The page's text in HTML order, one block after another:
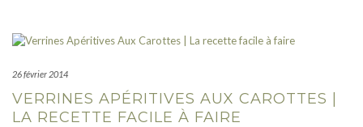
26 février 2014
VERRINES APÉRITIVES AUX CAROTTES |
LA RECETTE FACILE À FAIRE